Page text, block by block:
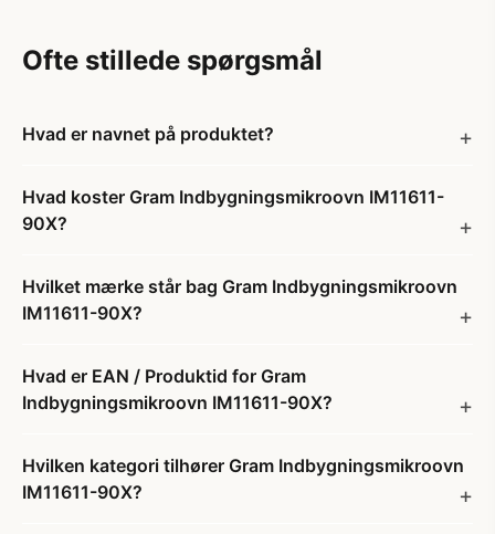
Ofte stillede spørgsmål
Hvad er navnet på produktet?
Hvad koster Gram Indbygningsmikroovn IM11611-
90X?
Hvilket mærke står bag Gram Indbygningsmikroovn
IM11611-90X?
Hvad er EAN / Produktid for Gram
Indbygningsmikroovn IM11611-90X?
Hvilken kategori tilhører Gram Indbygningsmikroovn
IM11611-90X?